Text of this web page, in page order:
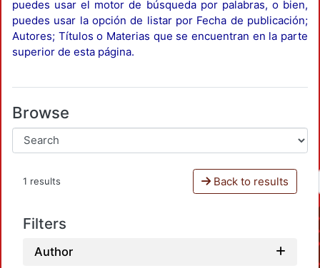
puedes usar el motor de búsqueda por palabras, o bien,
puedes usar la opción de listar por Fecha de publicación;
Autores; Títulos o Materias que se encuentran en la parte
superior de esta página.
Browse
1 results Back to results
Filters
Author